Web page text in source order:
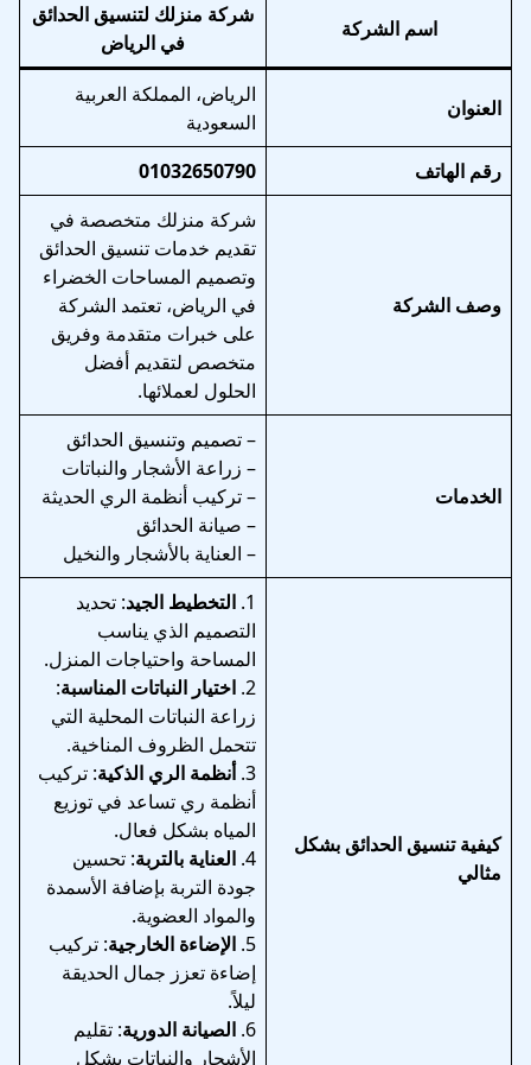
اسم الشركة
شركة منزلك لتنسيق الحدائق
في الرياض
العنوان
الرياض، المملكة العربية
السعودية
رقم الهاتف
01032650790
وصف الشركة
شركة منزلك متخصصة في
تقديم خدمات تنسيق الحدائق
وتصميم المساحات الخضراء
في الرياض، تعتمد الشركة
على خبرات متقدمة وفريق
متخصص لتقديم أفضل
الحلول لعملائها.
الخدمات
– تصميم وتنسيق الحدائق
– زراعة الأشجار والنباتات
– تركيب أنظمة الري الحديثة
– صيانة الحدائق
– العناية بالأشجار والنخيل
كيفية تنسيق الحدائق بشكل
مثالي
1. التخطيط الجيد: تحديد
التصميم الذي يناسب
المساحة واحتياجات المنزل.
2. اختيار النباتات المناسبة:
زراعة النباتات المحلية التي
تتحمل الظروف المناخية.
3. أنظمة الري الذكية: تركيب
أنظمة ري تساعد في توزيع
المياه بشكل فعال.
4. العناية بالتربة: تحسين
جودة التربة بإضافة الأسمدة
والمواد العضوية.
5. الإضاءة الخارجية: تركيب
إضاءة تعزز جمال الحديقة
ليلاً.
6. الصيانة الدورية: تقليم
الأشجار والنباتات بشكل